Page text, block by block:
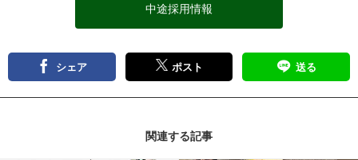
中途採用情報
シェア ポスト 送る
関連する記事